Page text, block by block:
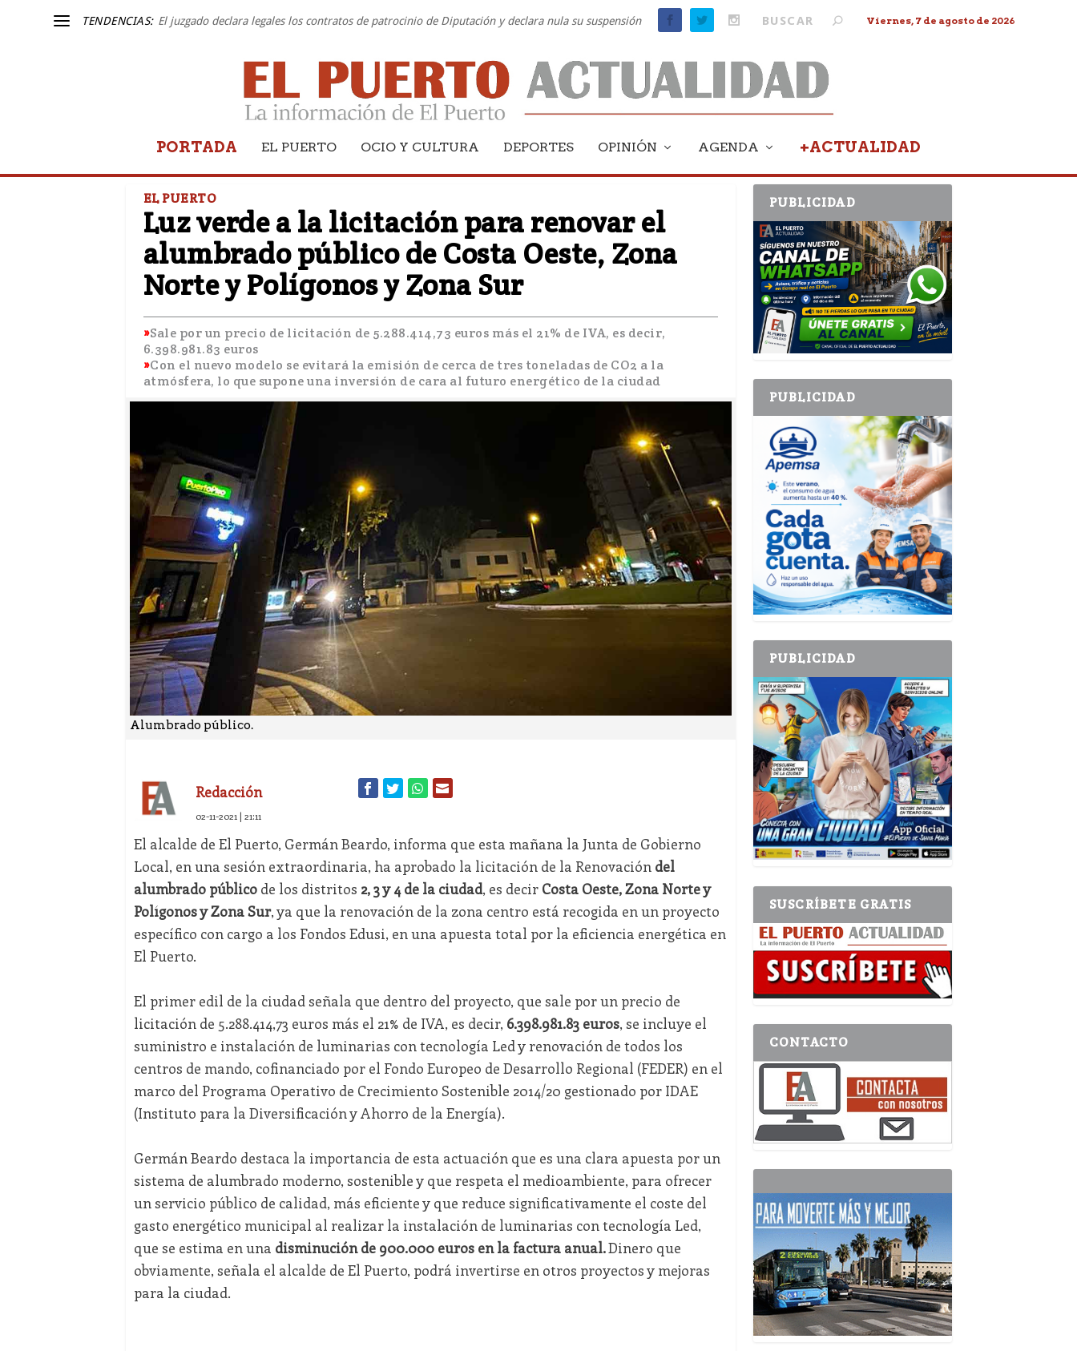
TENDENCIAS: El juzgado declara legales los contratos de patrocinio de Diputación y declara nula su suspensión Viernes, 7 de agosto de 2026
PORTADA EL PUERTO OCIO Y CULTURA DEPORTES OPINIÓN AGENDA +ACTUALIDAD
EL PUERTO
Luz verde a la licitación para renovar el
alumbrado público de Costa Oeste, Zona
Norte y Polígonos y Zona Sur
Sale por un precio de licitación de 5.288.414,73 euros más el 21% de IVA, es decir,
6.398.981.83 euros
Con el nuevo modelo se evitará la emisión de cerca de tres toneladas de CO2 a la
atmósfera, lo que supone una inversión de cara al futuro energético de la ciudad
Alumbrado público.
Redacción
02-11-2021 | 21:11
El alcalde de El Puerto, Germán Beardo, informa que esta mañana la Junta de Gobierno
Local, en una sesión extraordinaria, ha aprobado la licitación de la Renovación del
alumbrado públicode los distritos 2, 3 y 4 de la ciudad, es decir Costa Oeste, Zona Norte y
Polígonos y Zona Sur, ya que la renovación de la zona centro está recogida en un proyecto
específico con cargo a los Fondos Edusi, en una apuesta total por la eficiencia energética en
El Puerto.
El primer edil de la ciudad señala que dentro del proyecto, que sale por un precio de
licitación de 5.288.414,73 euros más el 21% de IVA, es decir, 6.398.981.83 euros, se incluye el
suministro e instalación de luminarias con tecnología Led y renovación de todos los
centros de mando, cofinanciado por el Fondo Europeo de Desarrollo Regional (FEDER) en el
marco del Programa Operativo de Crecimiento Sostenible 2014/20 gestionado por IDAE
(Instituto para la Diversificación y Ahorro de la Energía).
Germán Beardo destaca la importancia de esta actuación que es una clara apuesta por un
sistema de alumbrado moderno, sostenible y que respeta el medioambiente, para ofrecer
un servicio público de calidad, más eficiente y que reduce significativamente el coste del
gasto energético municipal al realizar la instalación de luminarias con tecnología Led,
que se estima en una disminución de 900.000 euros en la factura anual.Dinero que
obviamente, señala el alcalde de El Puerto, podrá invertirse en otros proyectos y mejoras
para la ciudad.
PUBLICIDAD
PUBLICIDAD
PUBLICIDAD
SUSCRÍBETE GRATIS
CONTACTO